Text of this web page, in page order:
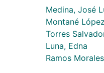
Medina, José
Montané
Torres
Luna, Edna
Ramos